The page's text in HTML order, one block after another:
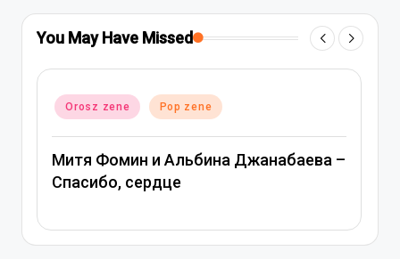
You May Have Missed
Posted
in
Orosz zene Pop zene
Митя Фомин и Альбина Джанабаева –
Спасибо, сердце